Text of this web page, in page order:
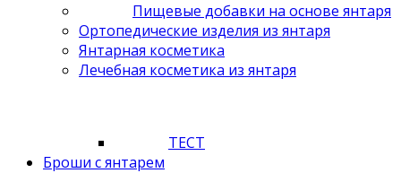
Пищевые добавки на основе янтаря
Ортопедические изделия из янтаря
Янтарная косметика
Лечебная косметика из янтаря
ТЕСТ
Броши с янтарем